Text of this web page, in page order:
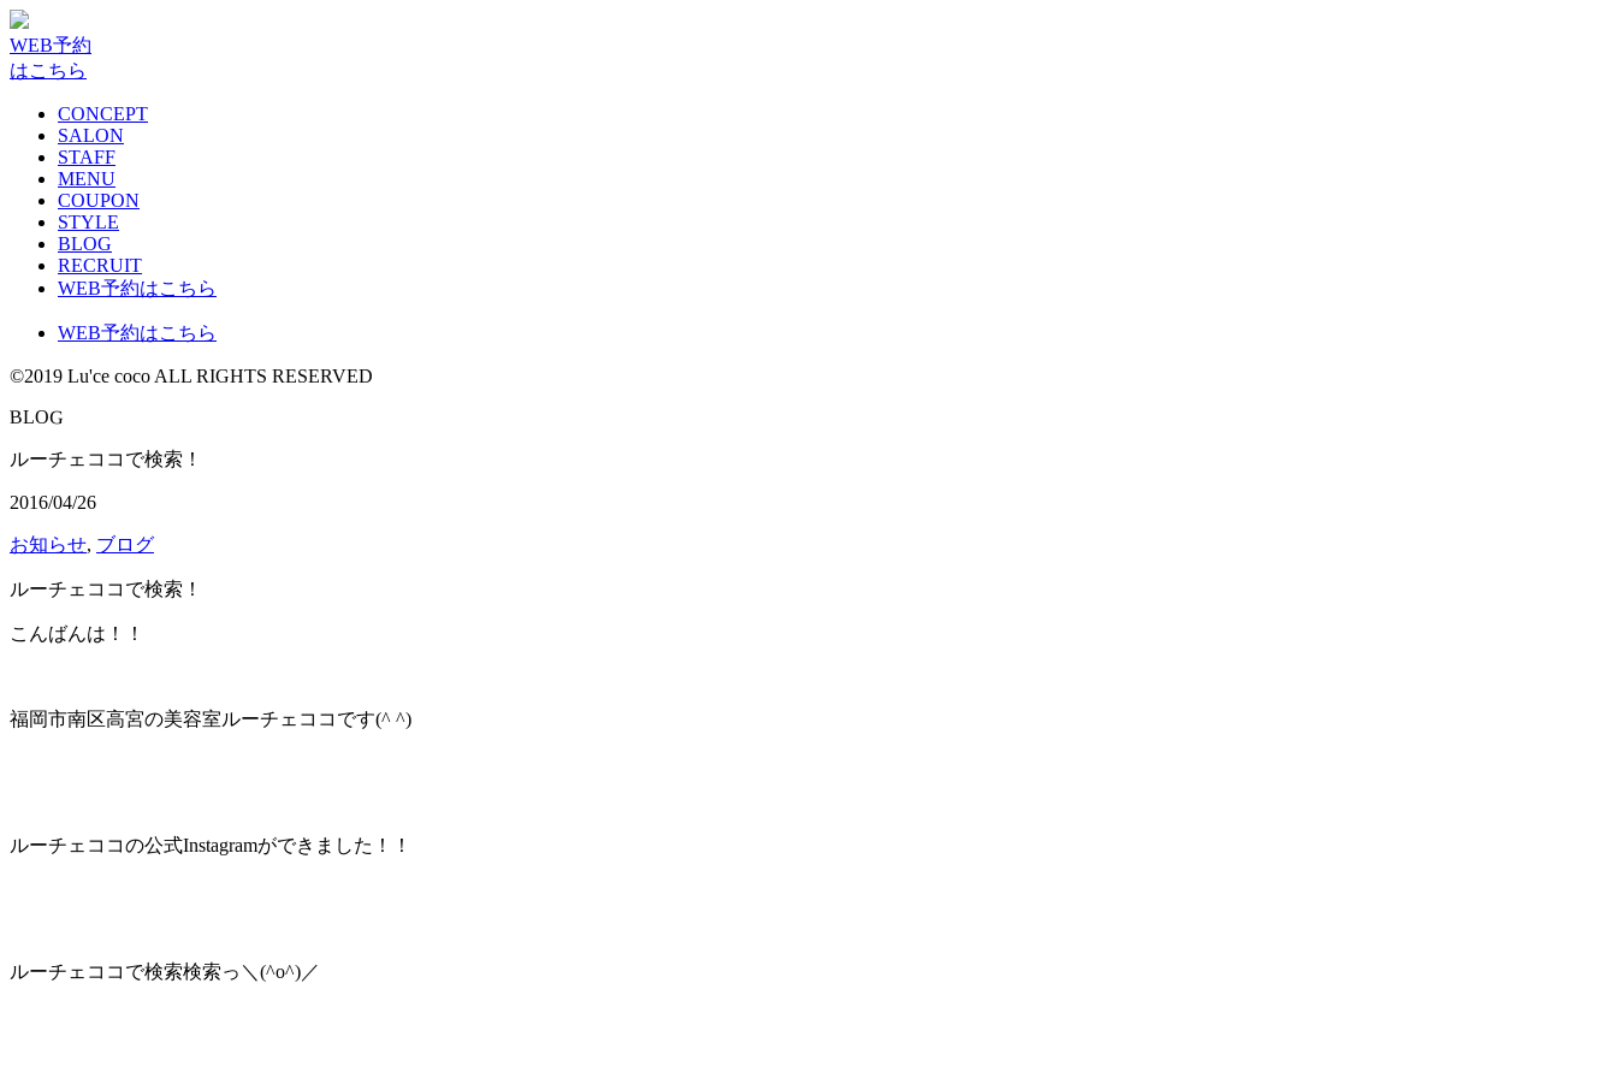
WEB予約
はこちら
CONCEPT
SALON
STAFF
MENU
COUPON
STYLE
BLOG
RECRUIT
WEB予約はこちら
WEB予約はこちら
©2019 Lu'ce coco ALL RIGHTS RESERVED
BLOG
ルーチェココで検索！
2016/04/26
お知らせ, ブログ
ルーチェココで検索！
こんばんは！！
福岡市南区高宮の美容室ルーチェココです(^ ^)
ルーチェココの公式Instagramができました！！
ルーチェココで検索検索っ＼(^o^)／